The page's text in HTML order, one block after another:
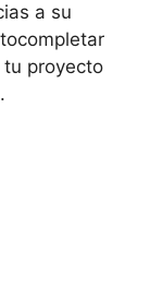
a su
proyecto